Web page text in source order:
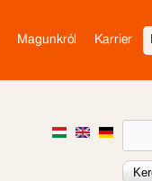
Magunkról Karrier